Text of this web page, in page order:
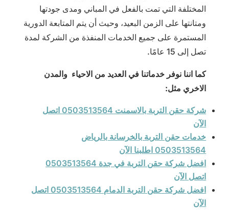
المختلفة التي تمت بالفعل في المباني ومدى جودتها
ومتانتها على الزمن البعيد، وحيث أن يتم المتابعة الدورية
المستمرة على جميع الخدمات المنفذة من الشركة لمدة
تصل إلى 15 عامًا.
كما اننا نوفر خدماتنا في العديد من الاحياء والمدن
الاخري مثل:
شركة حقن التربة بالاسمنت 0503513564 اتصل
الآن
خدمات حقن التربة بالخرسانة بالرياض
0503513564 اطلبنا الآن
افضل شركة حقن التربة في جدة 0503513564
اتصل الآن
افضل شركة حقن التربة الدمام 0503513564 اتصل
الآن